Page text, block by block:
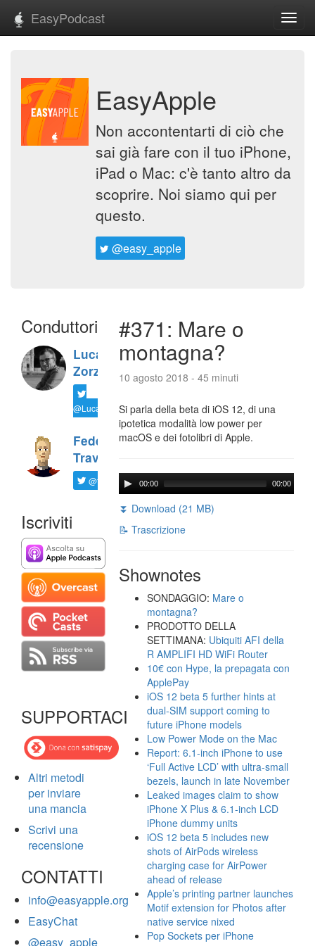
EasyPodcast
EasyApple
Non accontentarti di ciò che
sai già fare con il tuo iPhone,
iPad o Mac: c'è tanto altro da
scoprire. Noi siamo qui per
questo.
@easy_apple
Conduttori
Luca
Zorzi
@LucaTNT
Federico
Travaini
@ftrava
Iscriviti
SUPPORTACI
Altri metodi
per inviare
una mancia
Scrivi una
recensione
CONTATTI
info@easyapple.org
EasyChat
@easy_apple
#371: Mare o
montagna?
10 agosto 2018 - 45 minuti
Si parla della beta di iOS 12, di una
ipotetica modalità low power per
macOS e dei fotolibri di Apple.
00:00 00:00
⏬ Download (21 MB)
📝 Trascrizione
Shownotes
SONDAGGIO: Mare o
montagna?
PRODOTTO DELLA
SETTIMANA: Ubiquiti AFI della
R AMPLIFI HD WiFi Router
10€ con Hype, la prepagata con
ApplePay
iOS 12 beta 5 further hints at
dual-SIM support coming to
future iPhone models
Low Power Mode on the Mac
Report: 6.1-inch iPhone to use
‘Full Active LCD’ with ultra-small
bezels, launch in late November
Leaked images claim to show
iPhone X Plus & 6.1-inch LCD
iPhone dummy units
iOS 12 beta 5 includes new
shots of AirPods wireless
charging case for AirPower
ahead of release
Apple’s printing partner launches
Motif extension for Photos after
native service nixed
Pop Sockets per iPhone